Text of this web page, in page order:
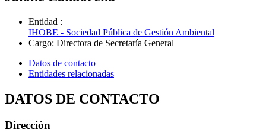
Entidad :
IHOBE - Sociedad Pública de Gestión Ambiental
Cargo: Directora de Secretaría General
Datos de contacto
Entidades relacionadas
DATOS DE CONTACTO
Dirección